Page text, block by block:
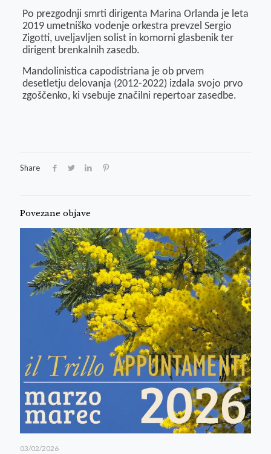
Po prezgodnji smrti dirigenta Marina Orlanda je leta
2019 umetniško vodenje orkestra prevzel Sergio
Zigotti, uveljavljen solist in komorni glasbenik ter
dirigent brenkalnih zasedb.
Mandolinistica capodistriana je ob prvem
desetletju delovanja (2012-2022) izdala svojo prvo
zgoščenko, ki vsebuje značilni repertoar zasedbe.
Share
Povezane objave
03/02/2026